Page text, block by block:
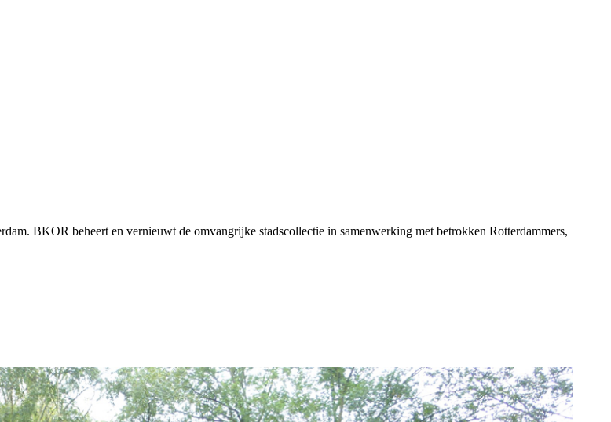
BKOR beheert en vernieuwt de omvangrijke stadscollectie in samenwerking met betrokken Rotterdammers,